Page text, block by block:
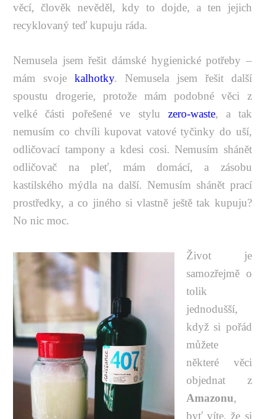
věcí, člověk nevěděl, kdy to dojde, a ten jejich
recyklovaný teď kupuju ráda.
Nemusela jsem řešit dámské hygienické potřeby –
mám svojekalhotky. Nemusela jsem řešit další
spoustu drogerie, protože mám podobné věci z
velké části pořešené ve stylu zero-waste, a tak
nemusím co chvíli kupovat vatové tyčinky do uší,
odličovací tampony a kdesi cosi. Nemusím shánět
odličovač na pleť, mám domácí, a zásobu
kastilského mýdla na další. Nemusím shánět prací
prostředky, a co jiného si vlastně ještě tak kupuju?
No nic moc.
Život je
samozřejmě o
tolik
jednodušší,
když si pořád
můžete
některé věci
objednat z
Amazonu,
byť víte, že si